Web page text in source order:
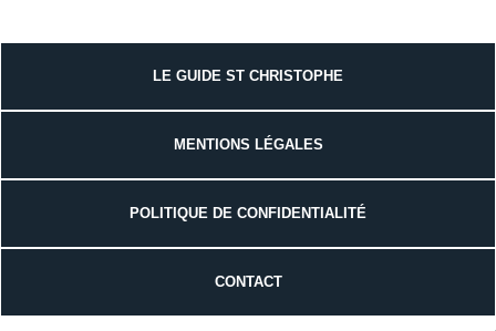
LE GUIDE ST CHRISTOPHE
MENTIONS LÉGALES
POLITIQUE DE CONFIDENTIALITÉ
CONTACT